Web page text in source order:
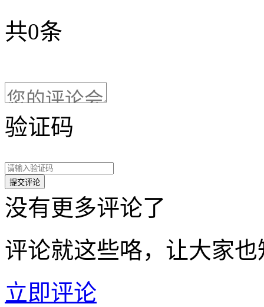
共0条
验证码
没有更多评论了
评论就这些咯，让大家
立即评论